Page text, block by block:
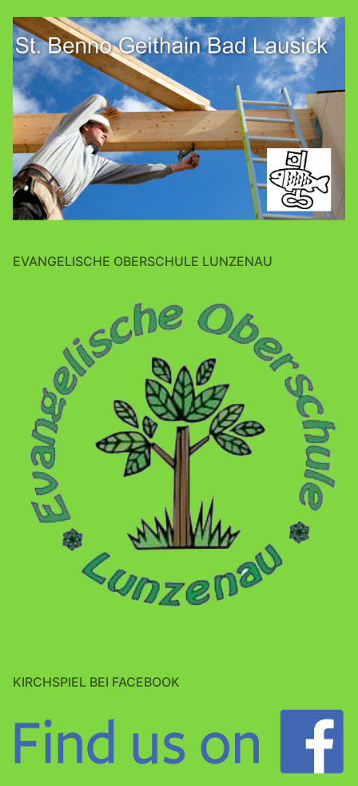
EVANGELISCHE OBERSCHULE LUNZENAU
KIRCHSPIEL BEI FACEBOOK